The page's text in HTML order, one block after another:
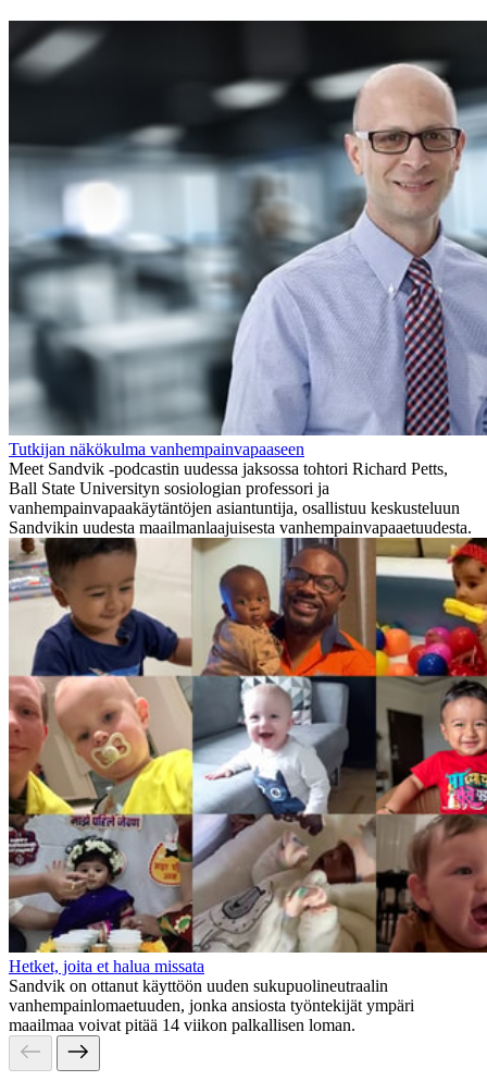
Tutkijan näkökulma vanhempainvapaaseen
Meet Sandvik -podcastin uudessa jaksossa tohtori Richard Petts,
Ball State Universityn sosiologian professori ja
vanhempainvapaakäytäntöjen asiantuntija, osallistuu keskusteluun
Sandvikin uudesta maailmanlaajuisesta vanhempainvapaaetuudesta.
Hetket, joita et halua missata
Sandvik on ottanut käyttöön uuden sukupuolineutraalin
vanhempainlomaetuuden, jonka ansiosta työntekijät ympäri
maailmaa voivat pitää 14 viikon palkallisen loman.